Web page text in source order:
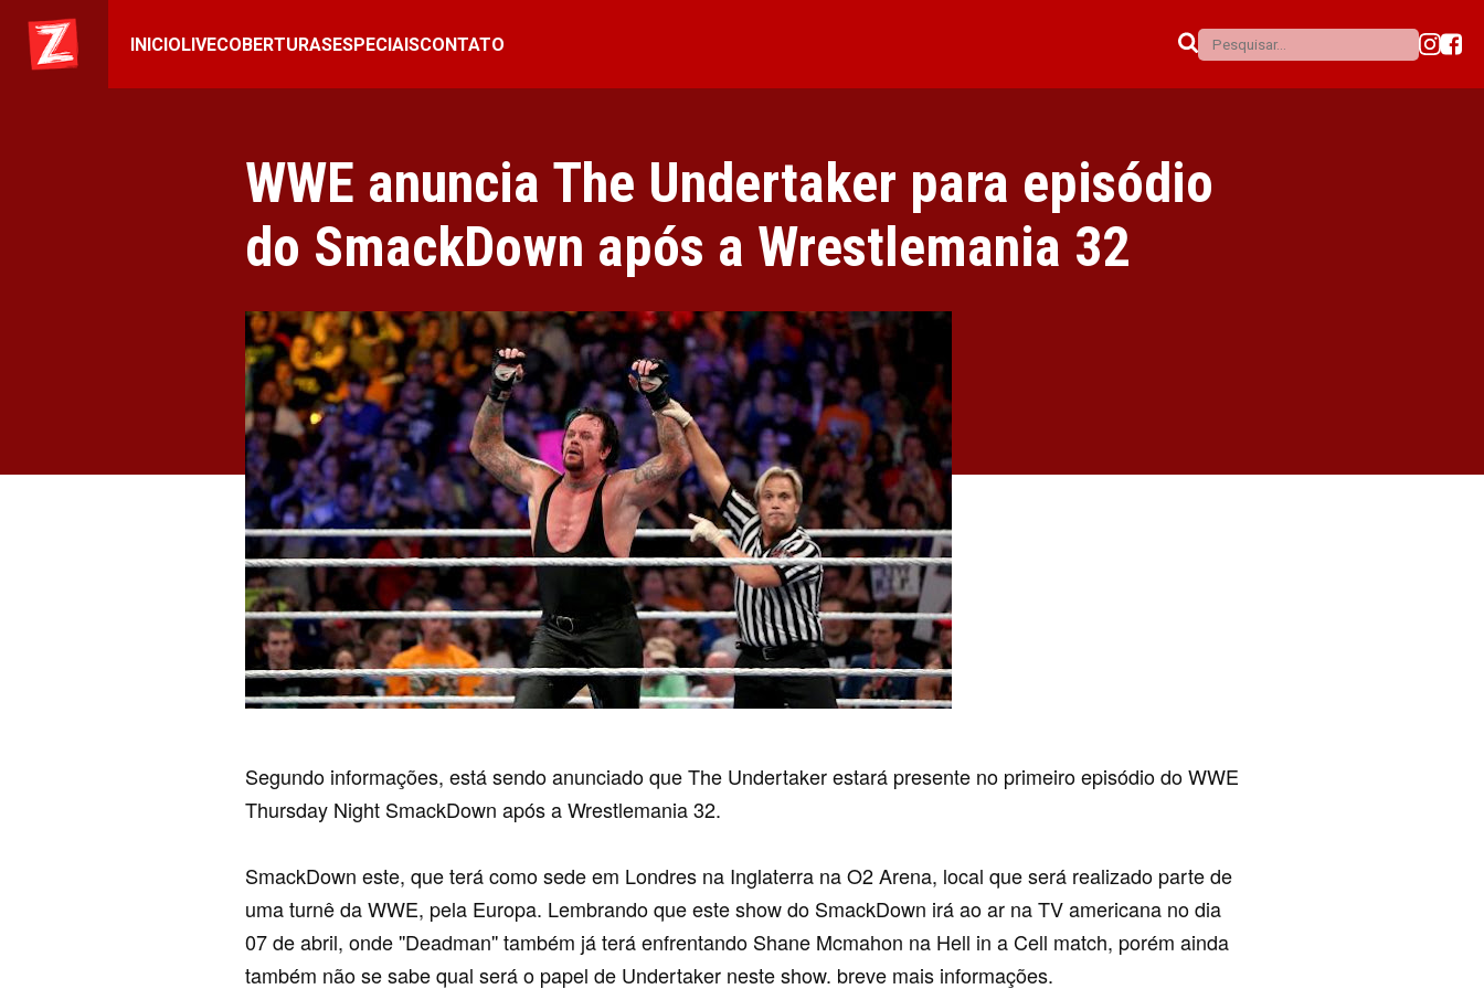
INICIOLIVECOBERTURASESPECIAISCONTATO
WWE anuncia The Undertaker para episódio
do SmackDown após a Wrestlemania 32
Segundo informações, está sendo anunciado que The Undertaker estará presente no primeiro episódio do WWE
Thursday Night SmackDown após a Wrestlemania 32.
SmackDown este, que terá como sede em Londres na Inglaterra na O2 Arena, local que será realizado parte de
uma turnê da WWE, pela Europa. Lembrando que este show do SmackDown irá ao ar na TV americana no dia
07 de abril, onde ''Deadman'' também já terá enfrentando Shane Mcmahon na Hell in a Cell match, porém ainda
também não se sabe qual será o papel de Undertaker neste show. breve mais informações.